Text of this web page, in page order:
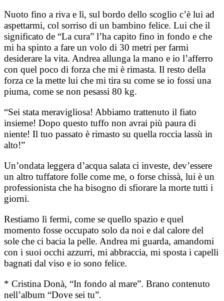
Nuoto fino a riva e lì, sul bordo dello scoglio c’è lui ad
aspettarmi, col sorriso di un bambino felice. Lui che il
significato de “La cura” l’ha capito fino in fondo e che
mi ha spinto a fare un volo di 30 metri per farmi
desiderare la vita. Andrea allunga la mano e io l’afferro
con quel poco di forza che mi è rimasta. Il resto della
forza ce la mette lui che mi tira su come se io fossi una
piuma, come se non pesassi 80 kg.
“Sei stata meravigliosa! Abbiamo trattenuto il fiato
insieme! Dopo questo tuffo non avrai più paura di
niente! Il tuo passato è rimasto su quella roccia lassù in
alto!”
Un’ondata leggera d’acqua salata ci investe, dev’essere
un altro tuffatore folle come me, o forse chissà, lui è un
professionista che ha bisogno di sfiorare la morte tutti i
giorni.
Restiamo lì fermi, come se quello spazio e quel
momento fosse occupato solo da noi e dal calore del
sole che ci bacia la pelle. Andrea mi guarda, amandomi
con i suoi occhi azzurri, mi abbraccia, mi sposta i capelli
bagnati dal viso e io sono felice.
* Cristina Donà, “In fondo al mare”. Brano contenuto
nell’album “Dove sei tu”.